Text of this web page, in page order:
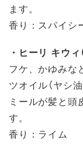
ます。
香り：スパイシ
・ヒーリ キウ
フケ、かゆみな
ツオイル（ヤシ
ミールが髪と頭
す。
香り：ライム